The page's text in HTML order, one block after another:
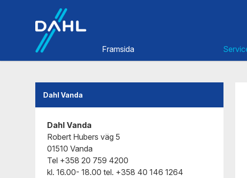
Framsida
Dahl Vanda
Dahl Vanda
Robert Hubers väg 5
01510 Vanda
Tel +358 20 759 4200
kl. 16.00- 18.00 tel. +358 40 146 1264